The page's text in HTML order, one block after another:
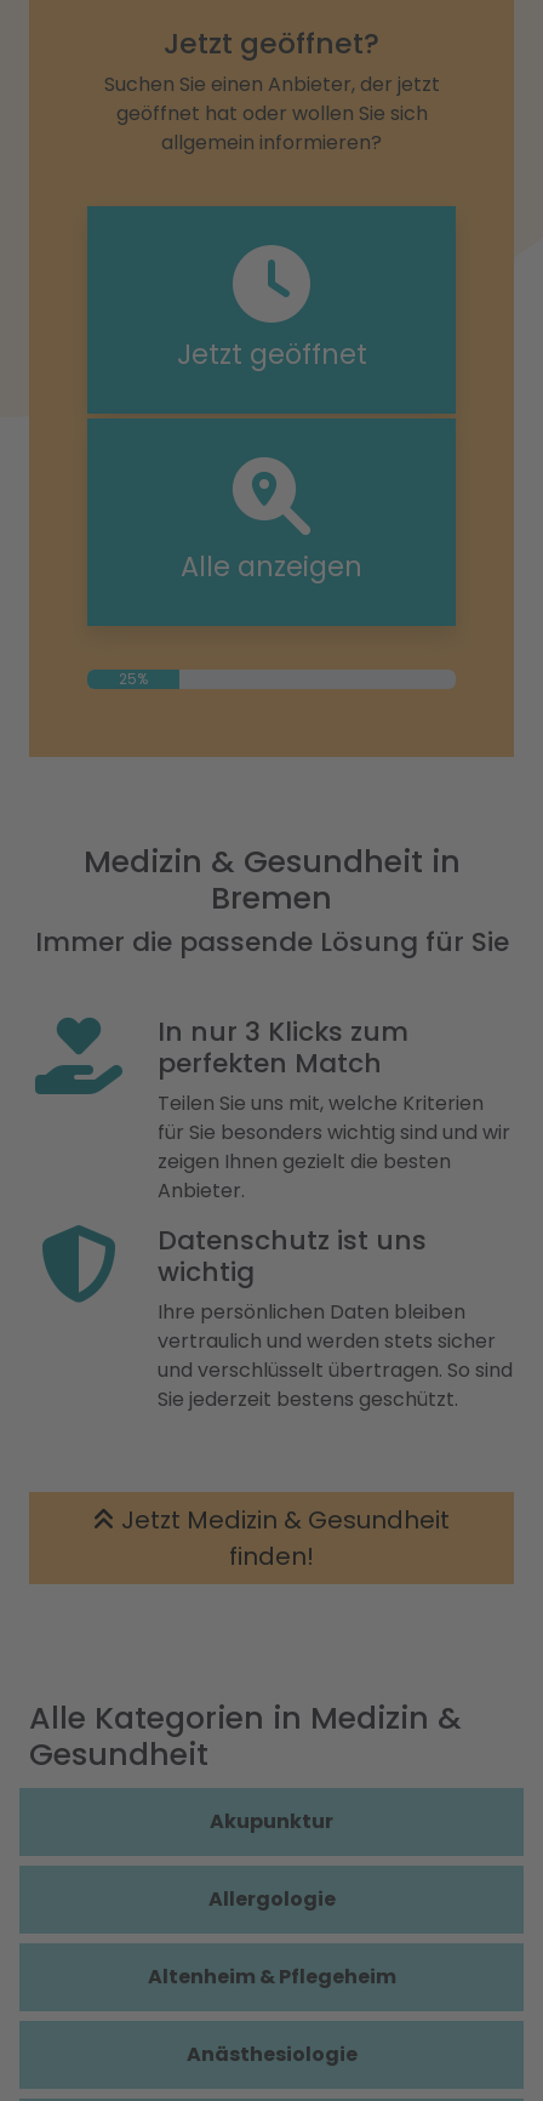
Jetzt geöffnet?
Suchen Sie einen Anbieter, der jetzt
geöffnet hat oder wollen Sie sich
allgemein informieren?
Jetzt geöffnet
Alle anzeigen
25%
Medizin & Gesundheit in
Bremen
Immer die passende Lösung für Sie
In nur 3 Klicks zum
perfekten Match
Teilen Sie uns mit, welche Kriterien
für Sie besonders wichtig sind und wir
zeigen Ihnen gezielt die besten
Anbieter.
Datenschutz ist uns
wichtig
Ihre persönlichen Daten bleiben
vertraulich und werden stets sicher
und verschlüsselt übertragen. So sind
Sie jederzeit bestens geschützt.
Jetzt Medizin & Gesundheit
finden!
Alle Kategorien in Medizin &
Gesundheit
Akupunktur
Allergologie
Altenheim & Pflegeheim
Anästhesiologie